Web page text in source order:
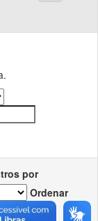
por
Ordenar